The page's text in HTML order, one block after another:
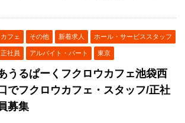
カフェ その他 新着求人 ホール・サービススタッフ
正社員 アルバイト・パート 東京
うるぱーくフクロウカフェ池袋西
でフクロウカフェ・スタッフ/正社
募集